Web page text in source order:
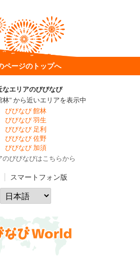
ページのトップへ
なエリアのびびなび
林" から近いエリアを表示中
びびなび 館林
びびなび 羽生
びびなび 足利
びびなび 佐野
びびなび 加須
のびびなびはこちらから
スマートフォン版